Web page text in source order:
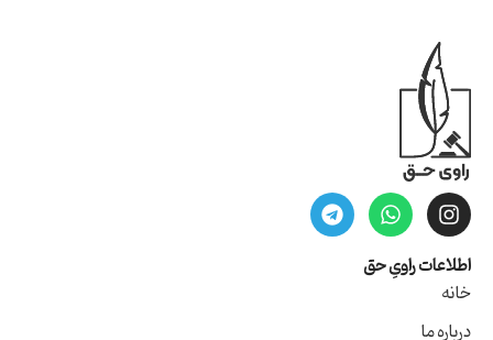
اطلاعات راویِ حق
خانه
درباره ما